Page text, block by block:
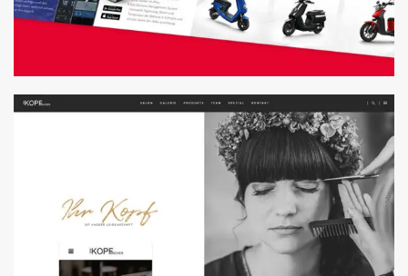
FOLDER FÜR VERTRIEB
FOLDER & FLYER